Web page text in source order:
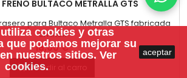
BULTACO METRALLA GTS
para Bultaco Metralla GTS fabricada
en inox
Precio
18,00 €
 Añadir al carro
cookies y otras
que podamos mejorar su
nuestros sitios. Ver
cookies.
aceptar